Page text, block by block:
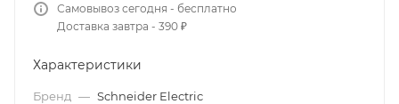
Самовывоз сегодня - бесплатно
Доставка завтра - 390 ₽
Характеристики
Бренд — Schneider Electric